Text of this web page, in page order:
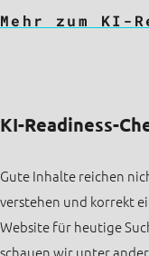
Mehr zum KI-
KI-Readiness-
Gute Inhalte reichen
verstehen und korrekt
Website für heutige
schauen wir unter